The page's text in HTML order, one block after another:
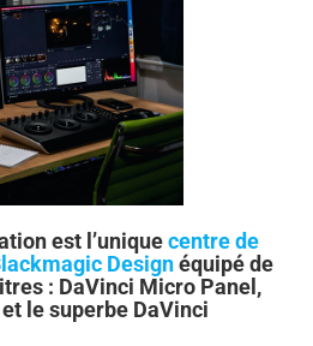
est l’uniquecentre de
Designéquipé de
: DaVinci Micro Panel,
le superbe DaVinci